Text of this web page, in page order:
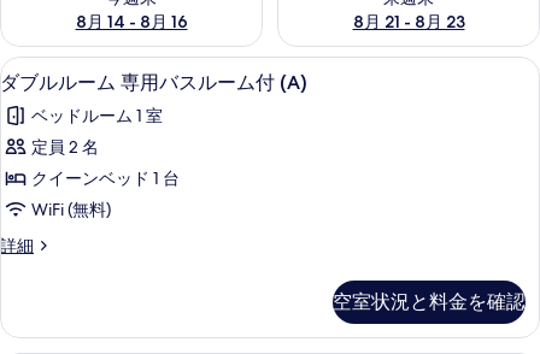
8月 14 - 8月 16
8月 21 - 8月 23
ダ
ブ
ル
ル
ー
専
バ
5
ダブルルーム 専用バスルーム付 (A)
ベッドルーム 1 室
定員 2 名
クイーンベッド 1 台
WiFi (無料)
詳細
ダ
ー
空室状況と料金を確認